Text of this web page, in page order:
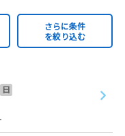
さらに条件
を絞り込む
日